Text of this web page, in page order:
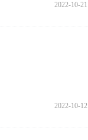
2022-10-21
2022-10-12